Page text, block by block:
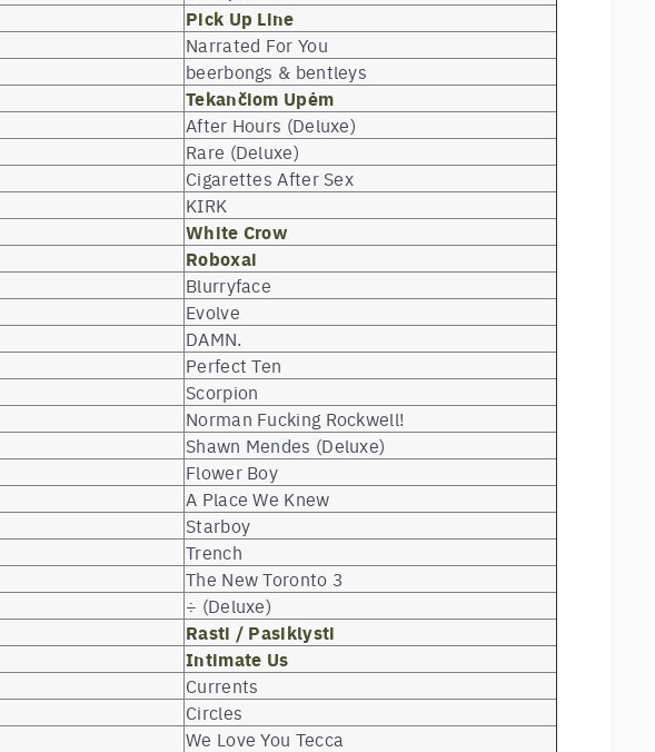
Pick Up Line
Narrated For You
beerbongs & bentleys
Tekančiom Upėm
After Hours (Deluxe)
Rare (Deluxe)
Cigarettes After Sex
KIRK
White Crow
Roboxai
Blurryface
Evolve
DAMN.
Perfect Ten
Scorpion
Norman Fucking Rockwell!
Shawn Mendes (Deluxe)
Flower Boy
A Place We Knew
Starboy
Trench
The New Toronto 3
÷ (Deluxe)
Rasti / Pasiklysti
Intimate Us
Currents
Circles
We Love You Tecca